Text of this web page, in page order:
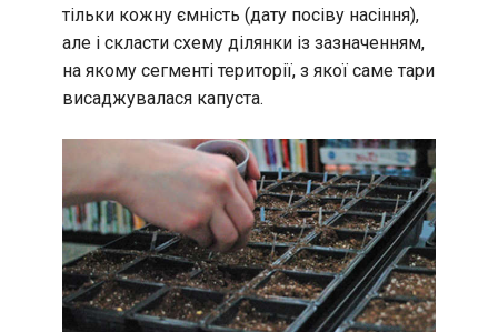
тільки кожну ємність (дату посіву насіння),
але і скласти схему ділянки із зазначенням,
на якому сегменті території, з якої саме тари
висаджувалася капуста.